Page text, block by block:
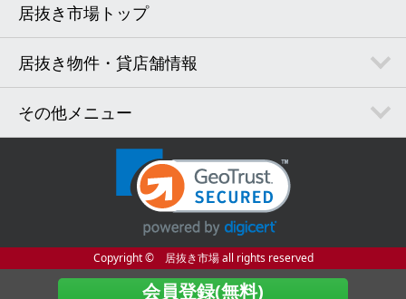
居抜き市場トップ
居抜き物件・貸店舗情報
その他メニュー
Copyright © 居抜き市場 all rights reserved
会員登録(無料)